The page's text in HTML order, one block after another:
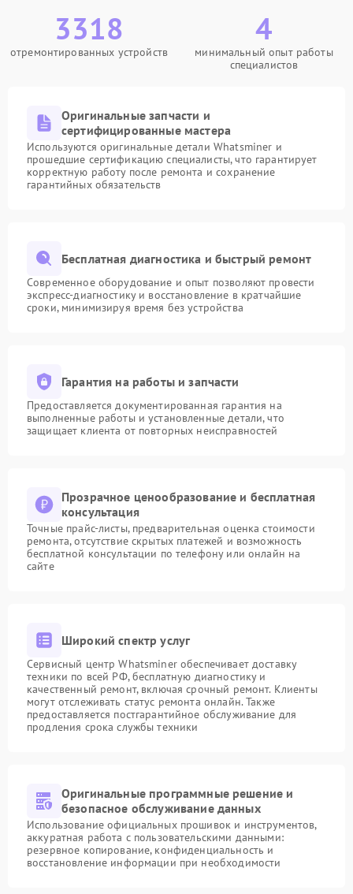
3318
отремонтированных устройств
4
минимальный опыт работы
специалистов
Оригинальные запчасти и
сертифицированные мастера
Используются оригинальные детали Whatsminer и
прошедшие сертификацию специалисты, что гарантирует
корректную работу после ремонта и сохранение
гарантийных обязательств
Бесплатная диагностика и быстрый ремонт
Современное оборудование и опыт позволяют провести
экспресс-диагностику и восстановление в кратчайшие
сроки, минимизируя время без устройства
Гарантия на работы и запчасти
Предоставляется документированная гарантия на
выполненные работы и установленные детали, что
защищает клиента от повторных неисправностей
Прозрачное ценообразование и бесплатная
консультация
Точные прайс-листы, предварительная оценка стоимости
ремонта, отсутствие скрытых платежей и возможность
бесплатной консультации по телефону или онлайн на
сайте
Широкий спектр услуг
Сервисный центр Whatsminer обеспечивает доставку
техники по всей РФ, бесплатную диагностику и
качественный ремонт, включая срочный ремонт. Клиенты
могут отслеживать статус ремонта онлайн. Также
предоставляется постгарантийное обслуживание для
продления срока службы техники
Оригинальные программные решение и
безопасное обслуживание данных
Использование официальных прошивок и инструментов,
аккуратная работа с пользовательскими данными:
резервное копирование, конфиденциальность и
восстановление информации при необходимости